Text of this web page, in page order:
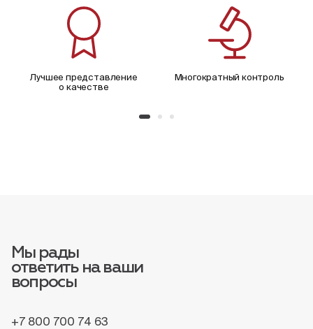
Лучшее представление
о качестве
Многократный контроль
Мы рады
ответить на ваши
вопросы
+7 800 700 74 63